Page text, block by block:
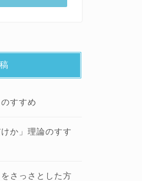
すすめ
か」理論のすす
さっさとした方